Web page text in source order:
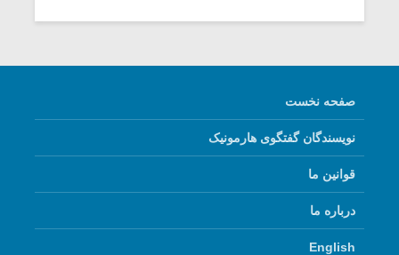
صفحه نخست
نویسندگان گفتگوی هارمونیک
قوانین ما
درباره ما
English